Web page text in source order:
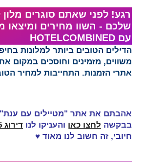
רגע! לפני שאתם סוגרים
שלכם - השוו מחירים ומיצאו
עם HOTELCOMBINED‏​
הדילים הטובים ביותר למלונות
משווים, מזמינים וחוסכים במקום
אתרי הזמנות. התחייבות למחיר
אהבתם את אתר "מטיילים עם ענת"
בבקשה לחצו כאן והעניקו לנו דירוג 5 כוכבים
חיובי, זה חשוב לנו מאוד ♥